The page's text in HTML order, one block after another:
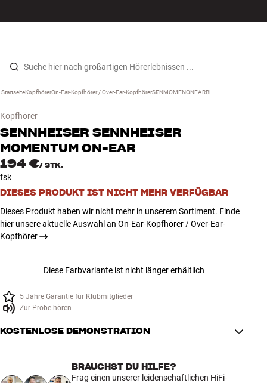
Zum Inhalt wechseln
Lautsprecher
Kopfhörer
Surround
TV
Systeme
INSPIRATION
NEUHEITEN
Startseite ›
Kopfhörer ›
On-Ear-Kopfhörer / Over-Ear-Kopfhörer ›
SENMOMENONEARBL
Kopfhörer
SENNHEISER SENNHEISER
MOMENTUM ON-EAR
194 €/ STK.
fsk
DIESES PRODUKT IST NICHT MEHR VERFÜGBAR
Dieses Produkt haben wir nicht mehr in unserem Sortiment. Finde
hier unsere aktuelle Auswahl an On-Ear-Kopfhörer / Over-Ear-
Kopfhörer
Diese Farbvariante ist nicht länger erhältlich
5 Jahre Garantie für Klubmitglieder
Zur Probe hören
KOSTENLOSE DEMONSTRATION
BRAUCHST DU HILFE?
Frag einen unserer leidenschaftlichen HiFi-